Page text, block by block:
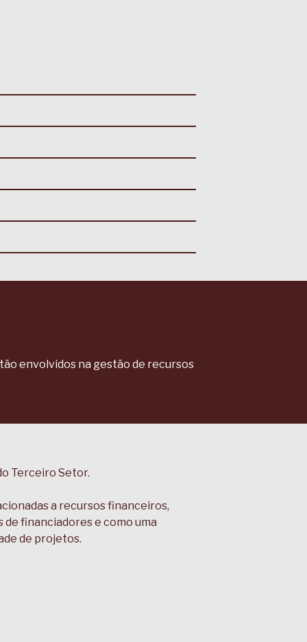
envolvidos na gestão de recursos
Terceiro Setor.
a recursos financeiros,
financiadores e como uma
de projetos.